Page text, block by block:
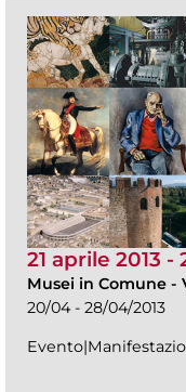
21 aprile 2013
Musei in Comune -
20/04 - 28/04/2013